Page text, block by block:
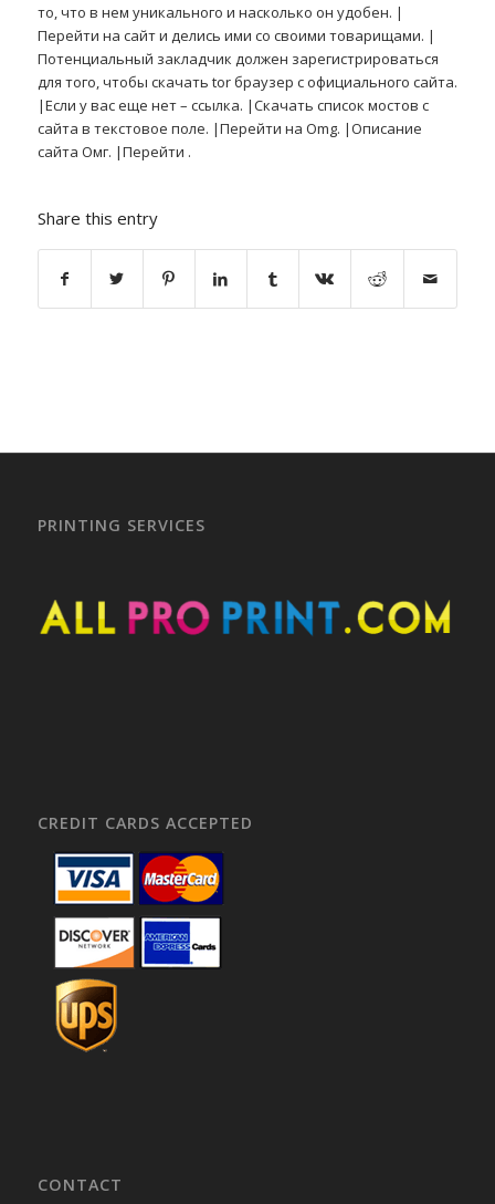
то, что в нем уникального и насколько он удобен. |
Перейти на сайт и делись ими со своими товарищами. |
Потенциальный закладчик должен зарегистрироваться
для того, чтобы скачать tor браузер с официального сайта.
|Если у вас еще нет – ссылка. |Скачать список мостов с
сайта в текстовое поле. |Перейти на Omg. |Описание
сайта Омг. |Перейти .
Share this entry
PRINTING SERVICES
CREDIT CARDS ACCEPTED
CONTACT